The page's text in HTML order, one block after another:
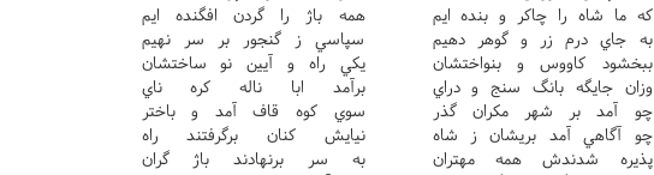
که ما شاه را چاکر و بنده ايم
همه باژ را گردن افگنده ايم
به جاي درم زر و گوهر دهيم
سپاسي ز گنجور بر سر نهيم
ببخشود کاووس و بنواختشان
يکي راه و آيين نو ساختشان
وزان جايگه بانگ سنج و دراي
برآمد ابا ناله کره ناي
چو آمد بر شهر مکران گذر
سوي کوه قاف آمد و باختر
چو آگاهي آمد بريشان ز شاه
نيايش کنان برگرفتند راه
پذيره شدندش همه مهتران
به سر برنهادند باژ گران